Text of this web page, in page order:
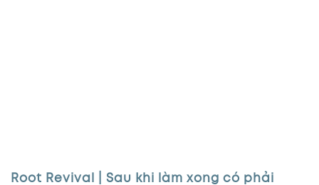
Root Revival | Sau khi làm xong có phải